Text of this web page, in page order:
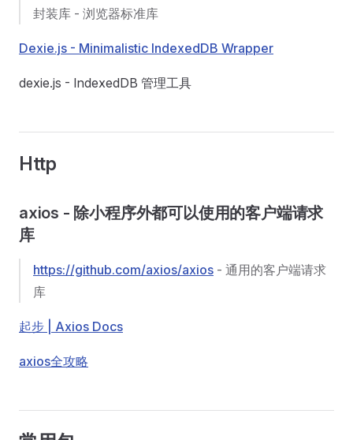
封装库 - 浏览器标准库
Dexie.js - Minimalistic IndexedDB Wrapper
dexie.js - IndexedDB 管理工具
Http
axios - 除小程序外都可以使用的客户端请求
库
https://github.com/axios/axios - 通用的客户端请求
库
起步 | Axios Docs
axios全攻略